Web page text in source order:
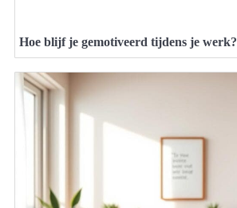
Hoe blijf je gemotiveerd tijdens je werk?